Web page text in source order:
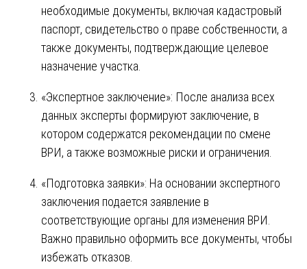
необходимые документы, включая кадастровый
паспорт, свидетельство о праве собственности, а
также документы, подтверждающие целевое
назначение участка.
«Экспертное заключение»: После анализа всех
данных эксперты формируют заключение, в
котором содержатся рекомендации по смене
ВРИ, а также возможные риски и ограничения.
«Подготовка заявки»: На основании экспертного
заключения подается заявление в
соответствующие органы для изменения ВРИ.
Важно правильно оформить все документы, чтобы
избежать отказов.